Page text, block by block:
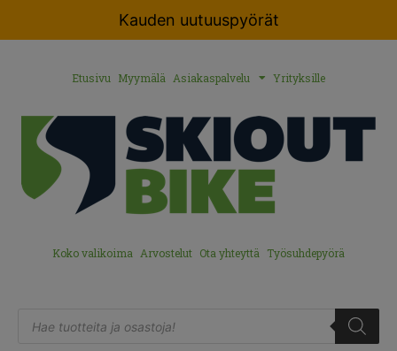
Kauden uutuuspyörät
Etusivu Myymälä Asiakaspalvelu Yrityksille
Koko valikoima Arvostelut Ota yhteyttä Työsuhdepyörä